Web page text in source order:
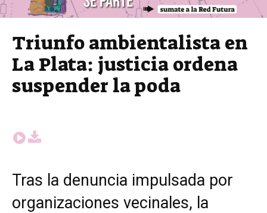
Triunfo ambientalista en
La Plata: justicia ordena
suspender la poda
Tras la denuncia impulsada por
organizaciones vecinales, la